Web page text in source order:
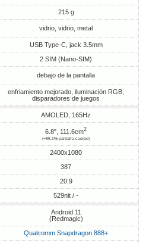
215 g
vidrio, vidrio, metal
USB Type-C, jack 3.5mm
2 SIM (Nano-SIM)
debajo de la pantalla
enfriamiento mejorado, iluminación RGB,
disparadores de juegos
AMOLED, 165Hz
6.8", 111.6cm2
(~85.1% pantalla-cuerpo)
2400x1080
387
20:9
529nit / -
Android 11
(Redmagic)
Qualcomm Snapdragon 888+